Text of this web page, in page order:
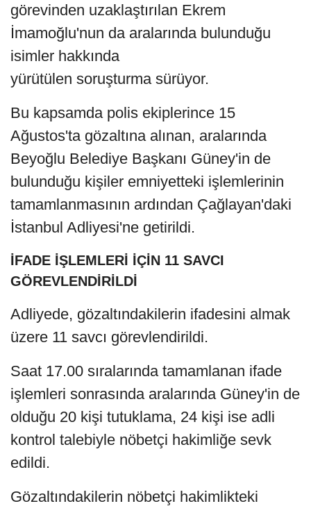
görevinden uzaklaştırılan Ekrem
İmamoğlu'nun da aralarında bulunduğu
isimler hakkında
yürütülen soruşturma sürüyor.
Bu kapsamda polis ekiplerince 15
Ağustos'ta gözaltına alınan, aralarında
Beyoğlu Belediye Başkanı Güney'in de
bulunduğu kişiler emniyetteki işlemlerinin
tamamlanmasının ardından Çağlayan'daki
İstanbul Adliyesi'ne getirildi.
İFADE İŞLEMLERİ İÇİN 11 SAVCI
GÖREVLENDİRİLDİ
Adliyede, gözaltındakilerin ifadesini almak
üzere 11 savcı görevlendirildi.
Saat 17.00 sıralarında tamamlanan ifade
işlemleri sonrasında aralarında Güney'in de
olduğu 20 kişi tutuklama, 24 kişi ise adli
kontrol talebiyle nöbetçi hakimliğe sevk
edildi.
Gözaltındakilerin nöbetçi hakimlikteki